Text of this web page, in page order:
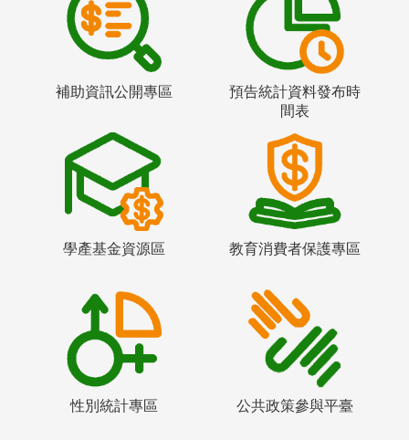
補助資訊公開專區
預告統計資料發布時
間表
學產基金資源區 教育消費者保護專區
性別統計專區 公共政策參與平臺